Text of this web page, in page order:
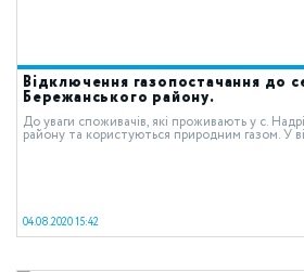
Відключення газопостачання до
Бережанського району.
До уваги споживачів, які проживають у с.
району та користуються природним газом. У
04.08.2020 15:42